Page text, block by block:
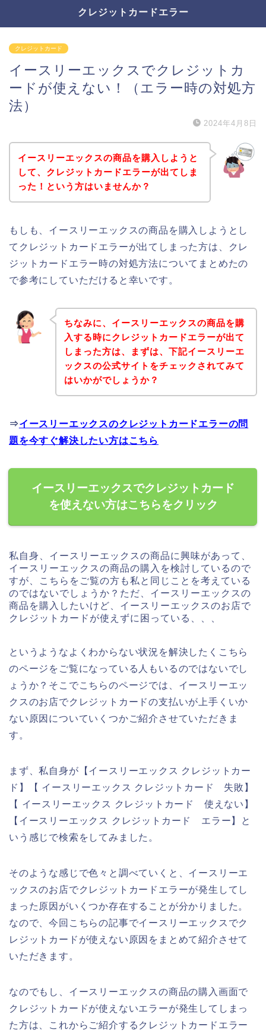
クレジットカードエラー
クレジットカード
イースリーエックスでクレジットカ
ードが使えない！（エラー時の対処方
法）
2024年4月8日
イースリーエックスの商品を購入しようと
して、クレジットカードエラーが出てしま
った！という方はいませんか？
もしも、イースリーエックスの商品を購入しようとし
てクレジットカードエラーが出てしまった方は、クレ
ジットカードエラー時の対処方法についてまとめたの
で参考にしていただけると幸いです。
ちなみに、イースリーエックスの商品を購
入する時にクレジットカードエラーが出て
しまった方は、まずは、下記イースリーエ
ックスの公式サイトをチェックされてみて
はいかがでしょうか？
⇒イースリーエックスのクレジットカードエラーの問
題を今すぐ解決したい方はこちら
イースリーエックスでクレジットカード
を使えない方はこちらをクリック
私自身、イースリーエックスの商品に興味があって、
イースリーエックスの商品の購入を検討しているので
すが、こちらをご覧の方も私と同じことを考えている
のではないでしょうか？ただ、イースリーエックスの
商品を購入したいけど、イースリーエックスのお店で
クレジットカードが使えずに困っている、、、
というようなよくわからない状況を解決したくこちら
のページをご覧になっている人もいるのではないでし
ょうか？そこでこちらのページでは、イースリーエッ
クスのお店でクレジットカードの支払いが上手くいか
ない原因についていくつかご紹介させていただきま
す。
まず、私自身が【イースリーエックス クレジットカー
ド】【 イースリーエックス クレジットカード 失敗】
【 イースリーエックス クレジットカード 使えない】
【イースリーエックス クレジットカード エラー】と
いう感じで検索をしてみました。
そのような感じで色々と調べていくと、イースリーエ
ックスのお店でクレジットカードエラーが発生してし
まった原因がいくつか存在することが分かりました。
なので、今回こちらの記事でイースリーエックスでク
レジットカードが使えない原因をまとめて紹介させて
いただきます。
なのでもし、イースリーエックスの商品の購入画面で
クレジットカードが使えないエラーが発生してしまっ
た方は、これからご紹介するクレジットカードエラー